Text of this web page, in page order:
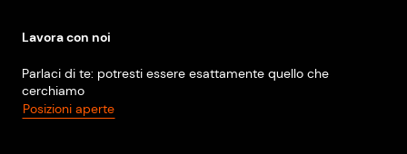
Lavora con noi
Parlaci di te: potresti essere esattamente quello che
cerchiamo
Posizioni aperte